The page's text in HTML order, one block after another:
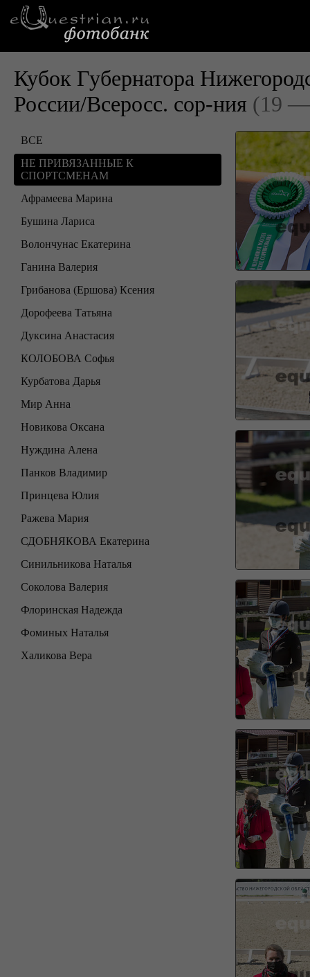
Кубок Губернатора
России/Всеросс. сор-ния (19 —
ВСЕ
НЕ ПРИВЯЗАННЫЕ К
СПОРТСМЕНАМ
Афрамеева Марина
Бушина Лариса
Волончунас Екатерина
Ганина Валерия
Грибанова (Ершова) Ксения
Дорофеева Татьяна
Дуксина Анастасия
КОЛОБОВА Софья
Курбатова Дарья
Мир Анна
Новикова Оксана
Нуждина Алена
Панков Владимир
Принцева Юлия
Ражева Мария
СДОБНЯКОВА Екатерина
Синильникова Наталья
Соколова Валерия
Флоринская Надежда
Фоминых Наталья
Халикова Вера